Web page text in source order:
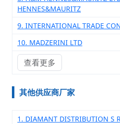
HENNES&MAURITZ
9. INTERNATIONAL TRADE
10. MADZERINI LTD
查看更多
其他供应商厂家
1. DIAMANT DISTRIBUTION S